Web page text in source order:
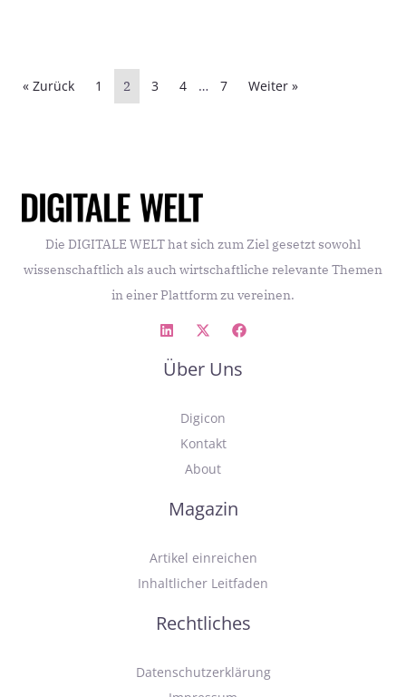
« Zurück 1 2 3 4 … 7 Weiter »
Die DIGITALE WELT hat sich zum Ziel gesetzt sowohl
wissenschaftlich als auch wirtschaftliche relevante Themen
in einer Plattform zu vereinen.
Über Uns
Digicon
Kontakt
About
Magazin
Artikel einreichen
Inhaltlicher Leitfaden
Rechtliches
Datenschutzerklärung